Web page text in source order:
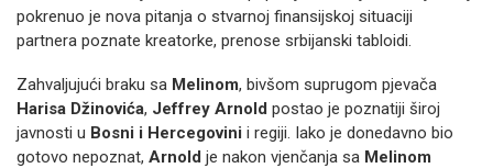
pokrenuo je nova pitanja o stvarnoj finansijskoj situaciji
partnera poznate kreatorke, prenose srbijanski tabloidi.
Zahvaljujući braku sa Melinom, bivšom suprugom pjevača
Harisa Džinovića, Jeffrey Arnold postao je poznatiji široj
javnosti u Bosni i Hercegovini i regiji. Iako je donedavno bio
gotovo nepoznat, Arnold je nakon vjenčanja sa Melinom